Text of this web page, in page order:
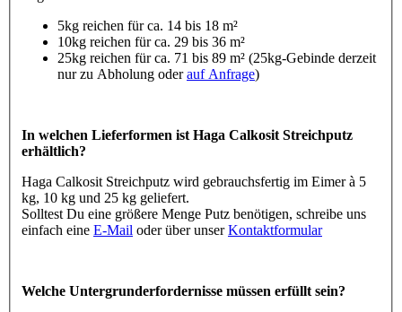
5kg reichen für ca. 14 bis 18 m²
10kg reichen für ca. 29 bis 36 m²
25kg reichen für ca. 71 bis 89 m² (25kg-Gebinde derzeit
nur zu Abholung oderauf Anfrage)
In welchen Lieferformen ist Haga Calkosit Streichputz
erhältlich?
Haga Calkosit Streichputz wird gebrauchsfertig im Eimer à 5
kg, 10 kg und 25 kg geliefert.
Solltest Du eine größere Menge Putz benötigen, schreibe uns
einfach eine E-Mail oder über unserKontaktformular
Welche Untergrunderfordernisse müssen erfüllt sein?